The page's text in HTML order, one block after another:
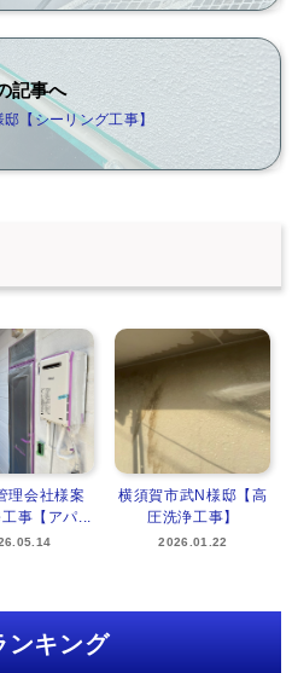
記事へ
【シーリング工事】
理会社様案
事【アパ...
横須賀市武N様邸【高
圧洗浄工事】
2026.01.22
ンキング